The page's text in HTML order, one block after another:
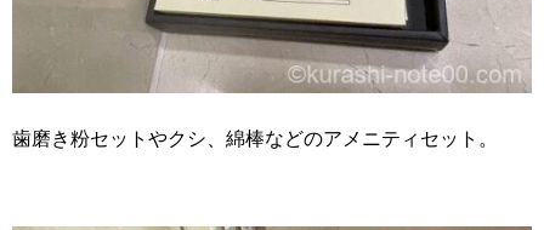
歯磨き粉セットやクシ、綿棒などのアメニティセット。